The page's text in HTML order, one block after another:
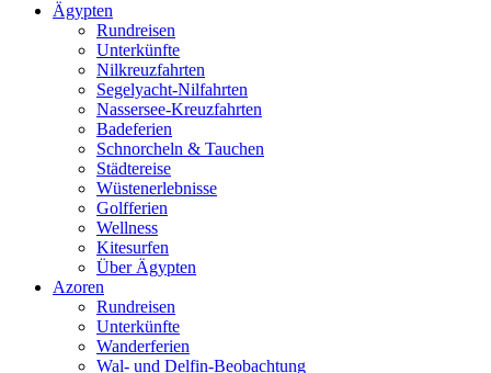
Ägypten
Rundreisen
Unterkünfte
Nilkreuzfahrten
Segelyacht-Nilfahrten
Nassersee-Kreuzfahrten
Badeferien
Schnorcheln & Tauchen
Städtereise
Wüstenerlebnisse
Golfferien
Wellness
Kitesurfen
Über Ägypten
Azoren
Rundreisen
Unterkünfte
Wanderferien
Wal- und Delfin-Beobachtung